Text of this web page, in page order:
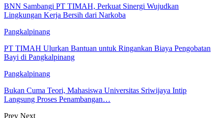
BNN Sambangi PT TIMAH, Perkuat Sinergi Wujudkan
Lingkungan Kerja Bersih dari Narkoba
Pangkalpinang
PT TIMAH Ulurkan Bantuan untuk Ringankan Biaya Pengobatan
Bayi di Pangkalpinang
Pangkalpinang
Bukan Cuma Teori, Mahasiswa Universitas Sriwijaya Intip
Langsung Proses Penambangan…
Prev Next